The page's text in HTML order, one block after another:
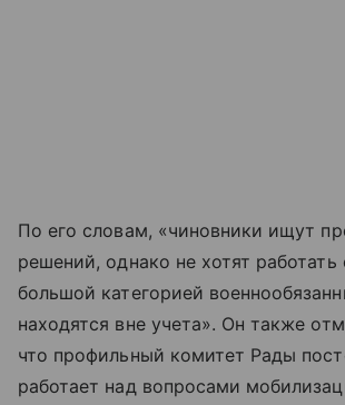
По его словам, «чиновники ищут
решений, однако не хотят работать
большой категорией
находятся вне учета». Он также
что профильный комитет Рады
работает над вопросами